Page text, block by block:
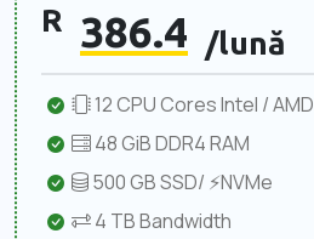
R 386.4 /lună
12 CPU Cores Intel / AMD
48 GiB DDR4 RAM
500 GB SSD/ ⚡NVMe
4 TB Bandwidth